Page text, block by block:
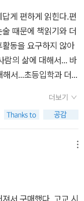
들과는 사뭇 다른 풍
현대생활에서 그나마
이다. 요즘 아이들은
랑말랑한 흙의 감촉
을 즐기고 사이버 상
생활을 한다. 그리고
똥값이 될까 걱정하
그저 잘 먹고 잘 사는
지 않을까?작가가
을 가꾸는 일. 순수한
일. 그리고 참혹한
의 민들레꽃]의 민들
게 편하게 읽힌다.편
때문에 책읽기와 더
동을 요구하지 않아
람의 삶에 대해서... 바
서...초등입학과 더
고 공부한 것들을 삶
하는 시간이 많지 않
에 아주 잘 녹아있다.
해 이야기를 해본다
정말 추천하고 싶은
더보기
서 구매했다. 고교 시